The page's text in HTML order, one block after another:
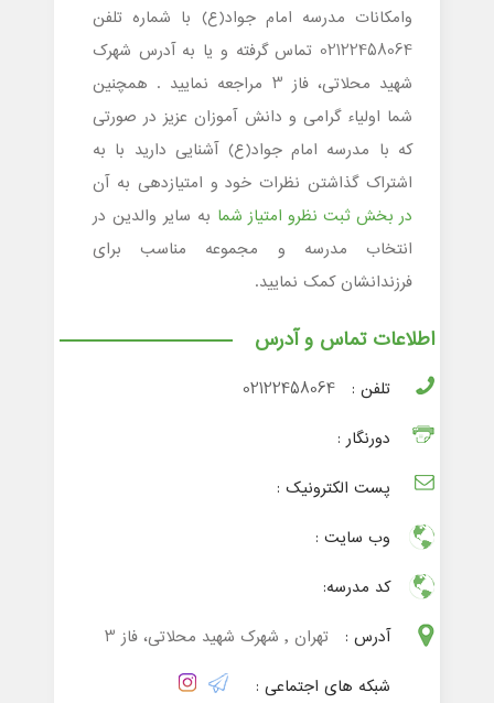
وامکانات مدرسه امام جواد(ع) با شماره تلفن
02122458064 تماس گرفته و یا به آدرس شهرک
شهید محلاتی، فاز 3 مراجعه نمایید . همچنین
شما اولیاء گرامی و دانش آموزان عزیز در صورتی
که با مدرسه امام جواد(ع) آشنایی دارید با به
اشتراک گذاشتن نظرات خود و امتیازدهی به آن
در بخش ثبت نظرو امتیاز شما به سایر والدین در
انتخاب مدرسه و مجموعه مناسب برای
فرزندانشان کمک نمایید.
اطلاعات تماس و آدرس
تلفن :
02122458064
دورنگار :
پست الکترونیک :
وب سایت :
کد مدرسه:
آدرس :
تهران , شهرک شهید محلاتی، فاز 3
شبکه های اجتماعی :